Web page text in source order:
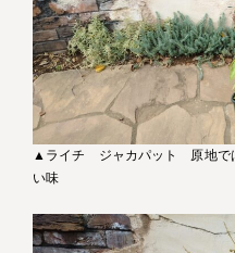
▲ライチ ジャカパット 原地で
い味